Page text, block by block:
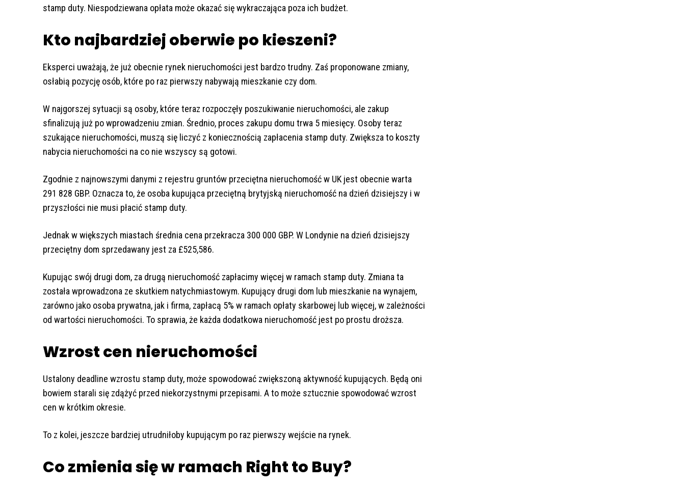
stamp duty. Niespodziewana opłata może okazać się wykraczająca poza ich budżet.
Kto najbardziej oberwie po kieszeni?
Eksperci uważają, że już obecnie rynek nieruchomości jest bardzo trudny. Zaś proponowane zmiany,
osłabią pozycję osób, które po raz pierwszy nabywają mieszkanie czy dom.
W najgorszej sytuacji są osoby, które teraz rozpoczęły poszukiwanie nieruchomości, ale zakup
sfinalizują już po wprowadzeniu zmian. Średnio, proces zakupu domu trwa 5 miesięcy. Osoby teraz
szukające nieruchomości, muszą się liczyć z koniecznością zapłacenia stamp duty. Zwiększa to koszty
nabycia nieruchomości na co nie wszyscy są gotowi.
Zgodnie z najnowszymi danymi z rejestru gruntów przeciętna nieruchomość w UK jest obecnie warta
291 828 GBP. Oznacza to, że osoba kupująca przeciętną brytyjską nieruchomość na dzień dzisiejszy i w
przyszłości nie musi płacić stamp duty.
Jednak w większych miastach średnia cena przekracza 300 000 GBP. W Londynie na dzień dzisiejszy
przeciętny dom sprzedawany jest za £525,586.
Kupując swój drugi dom, za drugą nieruchomość zapłacimy więcej w ramach stamp duty. Zmiana ta
została wprowadzona ze skutkiem natychmiastowym. Kupujący drugi dom lub mieszkanie na wynajem,
zarówno jako osoba prywatna, jak i firma, zapłacą 5% w ramach opłaty skarbowej lub więcej, w zależności
od wartości nieruchomości. To sprawia, że ​​każda dodatkowa nieruchomość jest po prostu droższa.
Wzrost cen nieruchomości
Ustalony deadline wzrostu stamp duty, może spowodować zwiększoną aktywność kupujących. Będą oni
bowiem starali się zdążyć przed niekorzystnymi przepisami. A to może sztucznie spowodować wzrost
cen w krótkim okresie.
To z kolei, jeszcze bardziej utrudniłoby kupującym po raz pierwszy wejście na rynek.
Co zmienia się w ramach Right to Buy?